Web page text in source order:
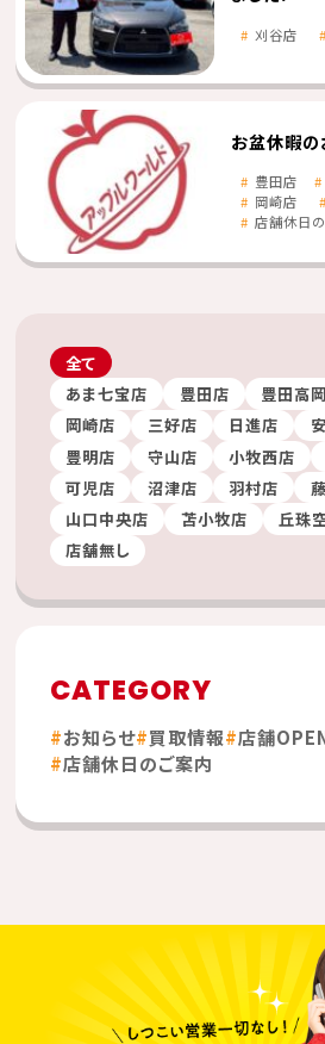
刈谷店
お盆休暇の
豊田店
岡崎店
店舗休日
全て
あま七宝店
豊田店 豊田高
岡崎店
三好店 日進店
豊明店
守山店 小牧西店
可児店
沼津店 羽村店
山口中央店
苫小牧店
丘珠
店舗無し
CATEGORY
お知らせ 買取情報 店舗
店舗休日のご案内